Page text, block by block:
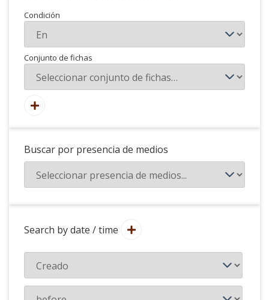
Condición
Conjunto de fichas
Buscar por presencia de medios
Search by date / time